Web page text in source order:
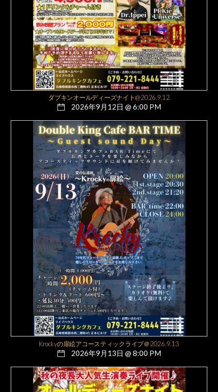
ダブキンオールディーズナイト@2026.9.12
2026年9月12日 @ 6:00 PM
Krockyの扉絵アコースティックライブ＠2026.9.13
2026年9月13日 @ 8:00 PM